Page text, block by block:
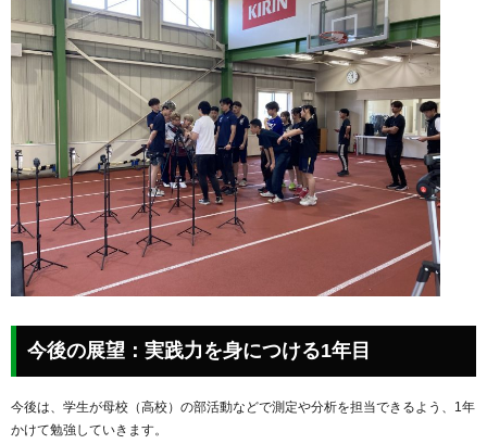
今後の展望：実践力を身につける1年目
今後は、学生が母校（高校）の部活動などで測定や分析を担当できるよう、1年
かけて勉強していきます。